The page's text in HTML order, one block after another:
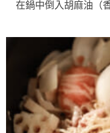
在鍋中倒入胡麻油（